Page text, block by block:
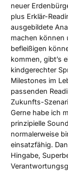
neuer
plus Erklär-
ausgebildete
machen können
befleißigen
kommen, gibt’s
kindgerechter
Milestones im
passenden
Zukunfts-
Gerne habe ich
prinzipielle
normalerweise
einsatzfähig.
Hingabe,